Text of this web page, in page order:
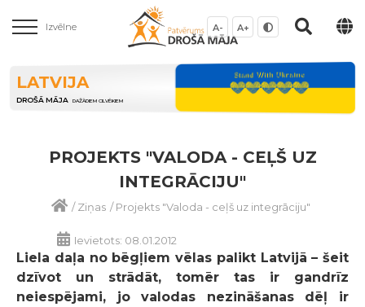
Izvēlne A- A+
LATVIJA
DROŠĀ MĀJA DAŽĀDIEM CILVĒKIEM
PROJEKTS "VALODA - CEĻŠ UZ
INTEGRĀCIJU"
/Ziņas /Projekts "Valoda - ceļš uz integrāciju"
Ievietots: 08.01.2012
Liela daļa no bēgļiem vēlas palikt Latvijā – šeit
dzīvot un strādāt, tomēr tas ir gandrīz
neiespējami, jo valodas nezināšanas dēļ ir